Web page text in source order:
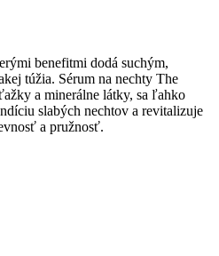
benefitmi dodá suchým,
túžia. Sérum na nechty The
a minerálne látky, sa ľahko
slabých nechtov a revitalizuje
a pružnosť.